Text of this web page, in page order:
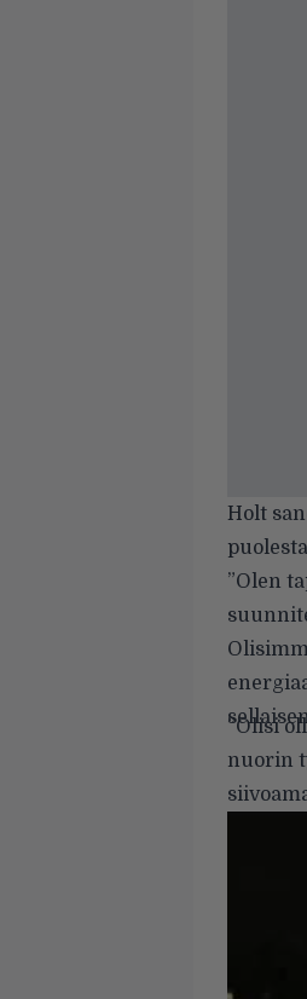
Holt
”Olen
”Olisi
nuorin